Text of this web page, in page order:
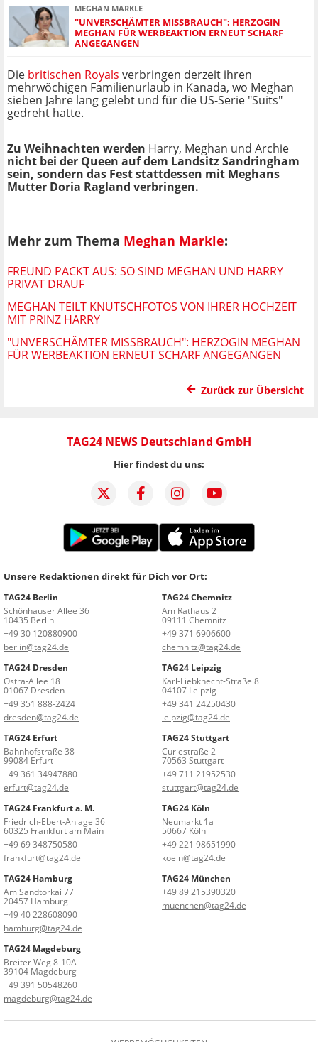
MEGHAN MARKLE
"UNVERSCHÄMTER MISSBRAUCH": HERZOGIN
MEGHAN FÜR WERBEAKTION ERNEUT SCHARF
ANGEGANGEN
Die britischen Royals verbringen derzeit ihren
mehrwöchigen Familienurlaub in Kanada, wo Meghan
sieben Jahre lang gelebt und für die US-Serie "Suits"
gedreht hatte.
Zu Weihnachten werden Harry, Meghan und Archie
nicht bei der Queen auf dem Landsitz Sandringham
sein, sondern das Fest stattdessen mit Meghans
Mutter Doria Ragland verbringen.
Mehr zum Thema Meghan Markle:
FREUND PACKT AUS: SO SIND MEGHAN UND HARRY
PRIVAT DRAUF
MEGHAN TEILT KNUTSCHFOTOS VON IHRER HOCHZEIT
MIT PRINZ HARRY
"UNVERSCHÄMTER MISSBRAUCH": HERZOGIN MEGHAN
FÜR WERBEAKTION ERNEUT SCHARF ANGEGANGEN
Zurück zur Übersicht
TAG24 NEWS Deutschland GmbH
Hier findest du uns:
Unsere Redaktionen direkt für Dich vor Ort:
TAG24 Berlin
Schönhauser Allee 36
10435 Berlin
+49 30 120880900
berlin@tag24.de
TAG24 Chemnitz
Am Rathaus 2
09111 Chemnitz
+49 371 6906600
chemnitz@tag24.de
TAG24 Dresden
Ostra-Allee 18
01067 Dresden
+49 351 888-2424
dresden@tag24.de
TAG24 Leipzig
Karl-Liebknecht-Straße 8
04107 Leipzig
+49 341 24250430
leipzig@tag24.de
TAG24 Erfurt
Bahnhofstraße 38
99084 Erfurt
+49 361 34947880
erfurt@tag24.de
TAG24 Stuttgart
Curiestraße 2
70563 Stuttgart
+49 711 21952530
stuttgart@tag24.de
TAG24 Frankfurt a. M.
Friedrich-Ebert-Anlage 36
60325 Frankfurt am Main
+49 69 348750580
frankfurt@tag24.de
TAG24 Köln
Neumarkt 1a
50667 Köln
+49 221 98651990
koeln@tag24.de
TAG24 Hamburg
Am Sandtorkai 77
20457 Hamburg
+49 40 228608090
hamburg@tag24.de
TAG24 München
+49 89 215390320
muenchen@tag24.de
TAG24 Magdeburg
Breiter Weg 8-10A
39104 Magdeburg
+49 391 50548260
magdeburg@tag24.de